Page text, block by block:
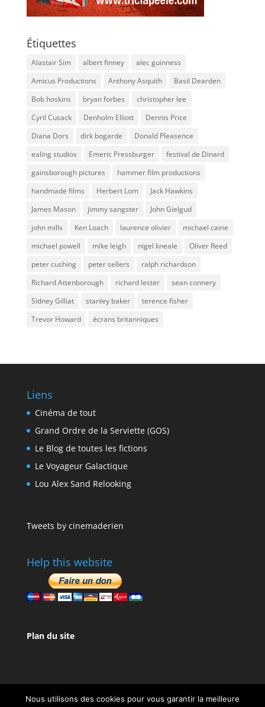
Étiquettes
Alastair Sim albert finney
alec guinness
Amicus Productions
Anthony Asquith
Basil Dearden
Bob hoskins
bryan forbes
christopher lee
Cyril Cusack
Denholm Elliott
Dennis Price
Diana Dors
dirk bogarde
Donald Pleasence
ealing studios
Emeric Pressburger
festival de Dinard
gainsborough pictures
hammer film productions
handmade films
Herbert Lom
Jack Hawkins
James Mason
jimmy sangster
John Gielgud
john mills
Ken Loach laurence olivier
michael caine
michael powell
mike leigh nigel kneale
Oliver Reed
peter cushing
peter sellers
ralph richardson
Richard Attenborough
richard lester
sean connery
Sidney Gilliat
stanley baker
terence fisher
Trevor Howard
écrans britanniques
Liens
Cinéma de tout
Grand Ordre de la Serviette (GOS)
Le Blog de toutes les fictions
Le Voyageur Galactique
Lou Alex Sand Relooking
Tweets by cinemaderien
Help this website
Plan du site
Nous utilisons des cookies pour vous garantir la meilleure